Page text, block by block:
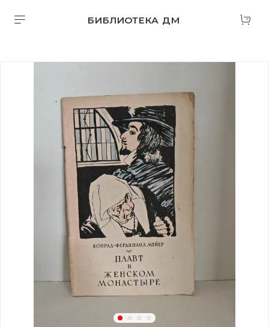
БИБЛИОТЕКА ДМ